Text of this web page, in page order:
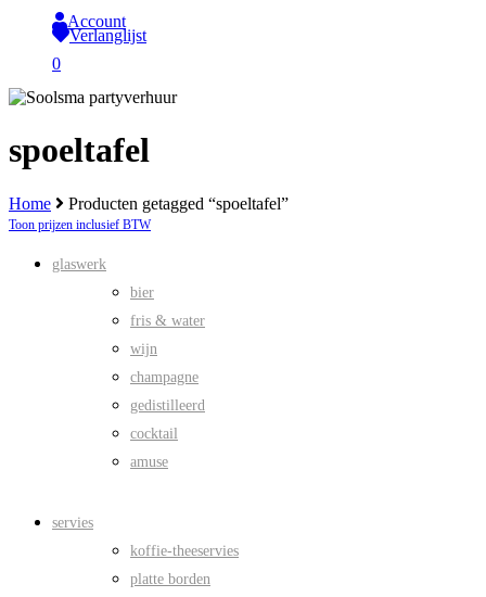
Account
Verlanglijst
search
0
spoeltafel
Home Producten getagged “spoeltafel”
Toon prijzen inclusief BTW
glaswerk
bier
fris & water
wijn
champagne
gedistilleerd
cocktail
amuse
servies
koffie-theeservies
platte borden